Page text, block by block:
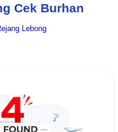
Cek Burhan
Lebong